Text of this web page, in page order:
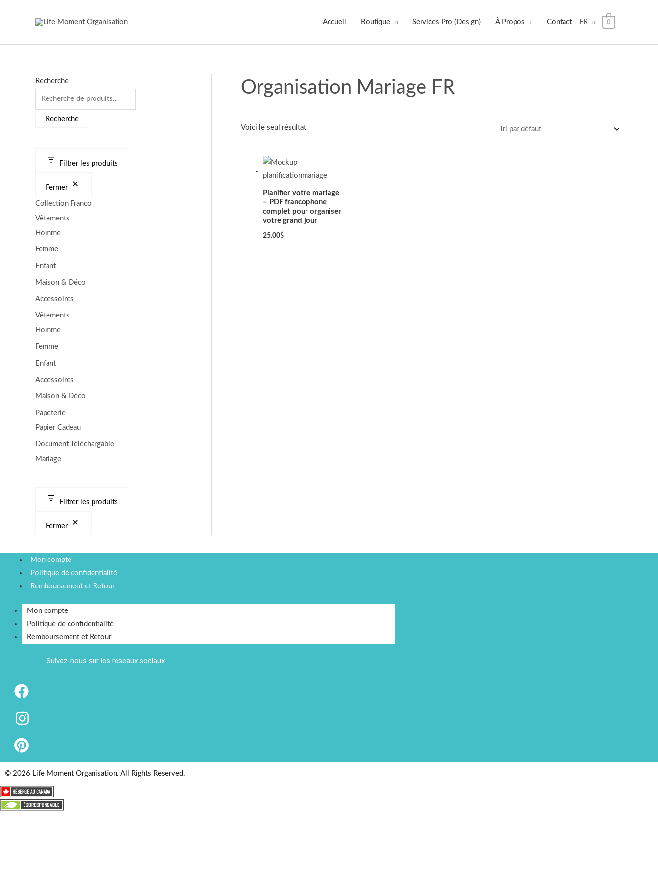
Accueil Boutique Services Pro (Design) À Propos Contact FR 0
Recherche
Recherche
Filtrer les produits
Fermer
Collection Franco
Vêtements
Homme
Femme
Enfant
Maison & Déco
Accessoires
Vêtements
Homme
Femme
Enfant
Accessoires
Maison & Déco
Papeterie
Papier Cadeau
Document Téléchargable
Mariage
Filtrer les produits
Fermer
Organisation Mariage FR
Voici le seul résultat
Planifier votre mariage
– PDF francophone
complet pour organiser
votre grand jour
25.00$
Mon compte
Politique de confidentialité
Remboursement et Retour
Mon compte
Politique de confidentialité
Remboursement et Retour
Suivez-nous sur les réseaux sociaux
© 2026 Life Moment Organisation. All Rights Reserved.